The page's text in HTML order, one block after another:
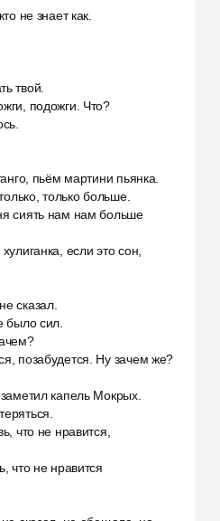
не знает как.
твой.
подожги. Что?
пьём мартини пьянка.
только больше.
сиять нам нам больше
если это сон,
сказал.
было сил.
позабудется. Ну зачем же?
капель Мокрых.
что не нравится,
что не нравится